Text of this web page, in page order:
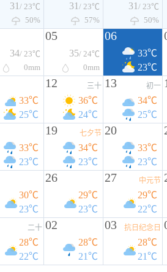
31 / 23℃
50%
31 / 23℃
57%
31 / 23℃
50%
34/ 23℃
0mm
05
35/ 24℃
0mm
06
33℃
23℃
33℃
25℃
12 三十
36℃
24℃
13 初一
34℃
25℃
33℃
23℃
19 七夕节
34℃
23℃
20
33℃
23℃
30℃
23℃
26
29℃
23℃
27 中元节
29℃
22℃
二十
28℃
22℃
02
28℃
21℃
03 抗日纪念日
28℃
21℃